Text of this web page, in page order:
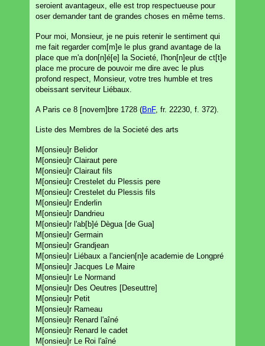
seroient avantageux, elle est trop respectueuse pour
oser demander tant de grandes choses en même tems.
Pour moi, Monsieur, je ne puis retenir le sentiment qui
me fait regarder com[m]e le plus grand avantage de la
place que m'a don[n]é[e] la Societé, l'hon[n]eur de ct[t]e
place me procure de pouvoir me dire avec le plus
profond respect, Monsieur, votre tres humble et tres
obeissant serviteur Liébaux.
A Paris ce 8 [novem]bre 1728 (BnF, fr. 22230, f. 372).
Liste des Membres de la Societé des arts
M[onsieu]r Belidor
M[onsieu]r Clairaut pere
M[onsieu]r Clairaut fils
M[onsieu]r Crestelet du Plessis pere
M[onsieu]r Crestelet du Plessis fils
M[onsieu]r Enderlin
M[onsieu]r Dandrieu
M[onsieu]r l'ab[b]é Dègua [de Gua]
M[onsieu]r Germain
M[onsieu]r Grandjean
M[onsieu]r Liébaux a l'ancien[n]e academie de Longpré
M[onsieu]r Jacques Le Maire
M[onsieu]r Le Normand
M[onsieu]r Des Oeutres [Deseuttre]
M[onsieu]r Petit
M[onsieu]r Rameau
M[onsieu]r Renard l'aîné
M[onsieu]r Renard le cadet
M[onsieu]r Le Roi l'aîné